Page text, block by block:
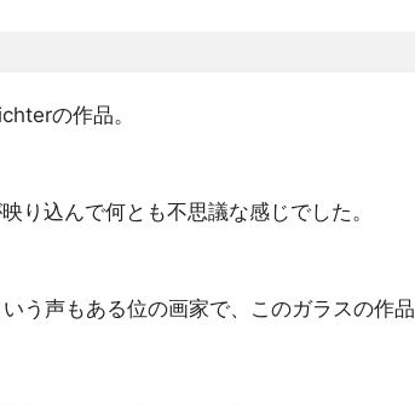
の作品。
り込んで何とも不思議な感じでした。
う声もある位の画家で、このガラスの作品